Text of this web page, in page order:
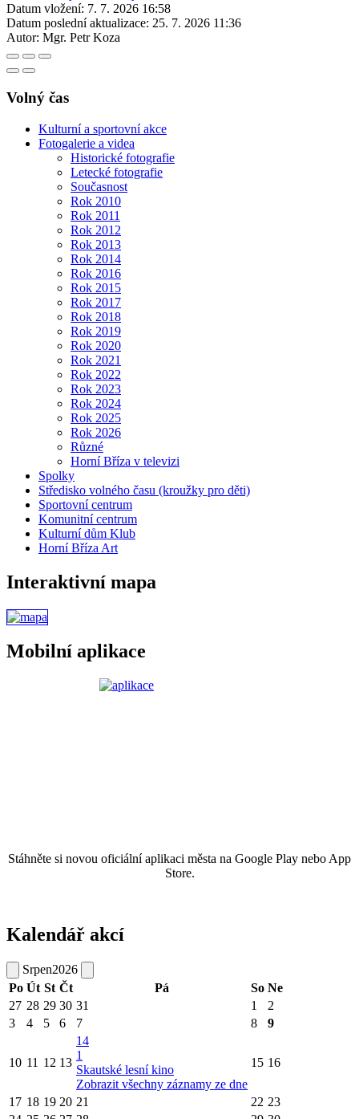
Datum vložení: 7. 7. 2026 16:58
Datum poslední aktualizace: 25. 7. 2026 11:36
Autor: Mgr. Petr Koza
Volný čas
Kulturní a sportovní akce
Fotogalerie a videa
Historické fotografie
Letecké fotografie
Současnost
Rok 2010
Rok 2011
Rok 2012
Rok 2013
Rok 2014
Rok 2016
Rok 2015
Rok 2017
Rok 2018
Rok 2019
Rok 2020
Rok 2021
Rok 2022
Rok 2023
Rok 2024
Rok 2025
Rok 2026
Různé
Horní Bříza v televizi
Spolky
Středisko volného času (kroužky pro děti)
Sportovní centrum
Komunitní centrum
Kulturní dům Klub
Horní Bříza Art
Interaktivní mapa
Mobilní aplikace
Stáhněte si novou oficiální aplikaci města na Google Play nebo App
Store.
Kalendář akcí
Srpen2026
Po Út St Čt Pá So Ne
27 28 29 30 31 1
2
3
4 5 6 7 8 9
10 11 12 13
14
1
Skautské lesní kino
Zobrazit všechny záznamy ze dne
15 16
17 18 19 20 21 22 23